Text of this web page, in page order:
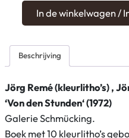
J
ö
g
e
m
é
(
In de winkelwagen /
Beschrijving
Jörg Remé (kleurlitho’s) ,
‘Von den Stunden‘ (1972)
Galerie Schmücking.
Boek met 10 kleurlitho’s